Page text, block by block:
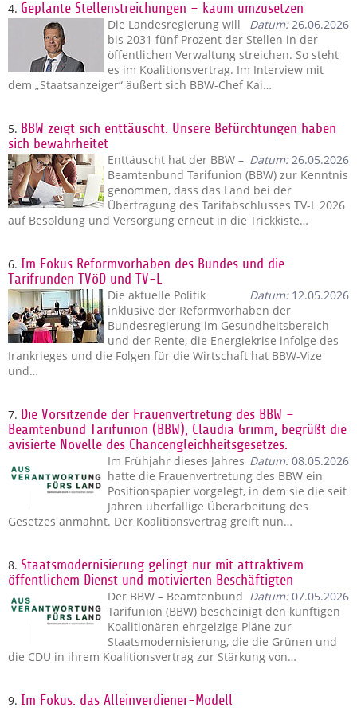
4. Geplante Stellenstreichungen – kaum umzusetzen
Datum:26.06.2026
Die Landesregierung will
bis 2031 fünf Prozent der Stellen in der
öffentlichen Verwaltung streichen. So steht
es im Koalitionsvertrag. Im Interview mit
dem „Staatsanzeiger“ äußert sich BBW-Chef Kai…
5. BBW zeigt sich enttäuscht. Unsere Befürchtungen haben
sich bewahrheitet
Datum:26.05.2026
Enttäuscht hat der BBW –
Beamtenbund Tarifunion (BBW) zur Kenntnis
genommen, dass das Land bei der
Übertragung des Tarifabschlusses TV-L 2026
auf Besoldung und Versorgung erneut in die Trickkiste…
6. Im Fokus Reformvorhaben des Bundes und die
Tarifrunden TVöD und TV-L
Datum:12.05.2026
Die aktuelle Politik
inklusive der Reformvorhaben der
Bundesregierung im Gesundheitsbereich
und der Rente, die Energiekrise infolge des
Irankrieges und die Folgen für die Wirtschaft hat BBW-Vize
und…
7. Die Vorsitzende der Frauenvertretung des BBW –
Beamtenbund Tarifunion (BBW), Claudia Grimm, begrüßt die
avisierte Novelle des Chancengleichheitsgesetzes.
Datum:08.05.2026
Im Frühjahr dieses Jahres
hatte die Frauenvertretung des BBW ein
Positionspapier vorgelegt, in dem sie die seit
Jahren überfällige Überarbeitung des
Gesetzes anmahnt. Der Koalitionsvertrag greift nun…
8. Staatsmodernisierung gelingt nur mit attraktivem
öffentlichem Dienst und motivierten Beschäftigten
Datum:07.05.2026
Der BBW – Beamtenbund
Tarifunion (BBW) bescheinigt den künftigen
Koalitionären ehrgeizige Pläne zur
Staatsmodernisierung, die die Grünen und
die CDU in ihrem Koalitionsvertrag zur Stärkung von…
9. Im Fokus: das Alleinverdiener-Modell